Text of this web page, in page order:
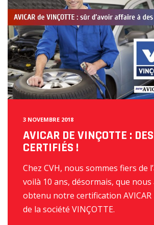
3 NOVEMBRE 2018
AVICAR DE VINÇOTTE :
CERTIFIÉS !
Chez CVH, nous sommes fiers de
voilà 10 ans, désormais, que nous
obtenu notre certification AVICAR
de la société VINÇOTTE.